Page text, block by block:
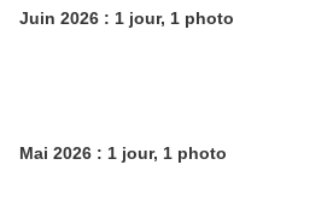
Juin 2026 : 1 jour, 1 photo
Mai 2026 : 1 jour, 1 photo